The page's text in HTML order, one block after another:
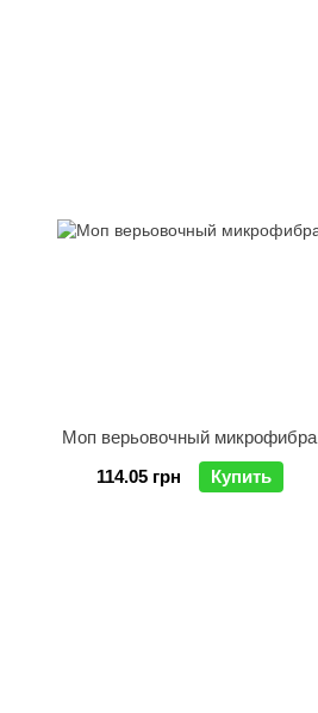
Моп верьовочный микрофибра
114.05 грн
Купить